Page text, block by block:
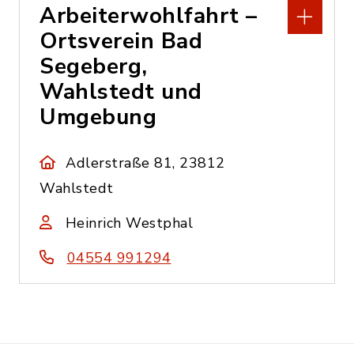
Arbeiterwohlfahrt –
Ortsverein Bad
Segeberg,
Wahlstedt und
Umgebung
Adlerstraße 81, 23812
Wahlstedt
Heinrich Westphal
04554 991294